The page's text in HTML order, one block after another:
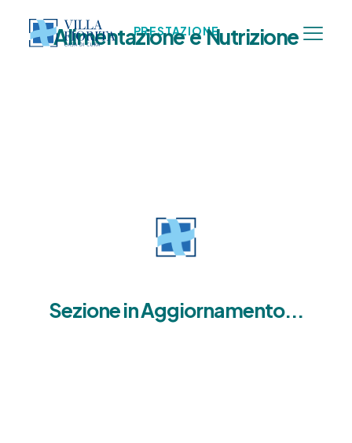
PRESTAZIONE
Alimentazione e Nutrizione
Sezione in Aggiornamento...